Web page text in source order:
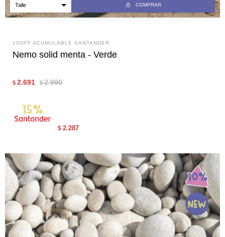
COMPRAR
10OFF ACUMULABLE SANTANDER
Nemo solid menta - Verde
$ 2.691 $ 2.990
$ 2.287